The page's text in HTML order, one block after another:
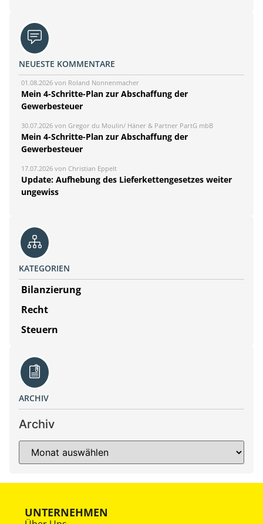
NEUESTE KOMMENTARE
01.08.2026 von Roland Nonnenmacher
Mein 4-Schritte-Plan zur Abschaffung der
Gewerbesteuer
30.07.2026 von Gregor du Moulin/ Häner & Partner PartG mbB
Mein 4-Schritte-Plan zur Abschaffung der
Gewerbesteuer
17.07.2026 von Christian Eppelt
Update: Aufhebung des Lieferkettengesetzes weiter
ungewiss
KATEGORIEN
Bilanzierung
Recht
Steuern
ARCHIV
Archiv
UNTERNEHMEN